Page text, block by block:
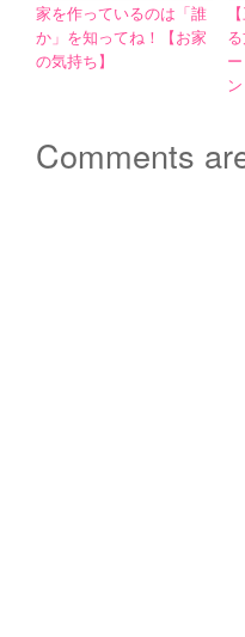
家を作っているのは「誰
か」を知ってね！【お家
の気持ち】
Comments